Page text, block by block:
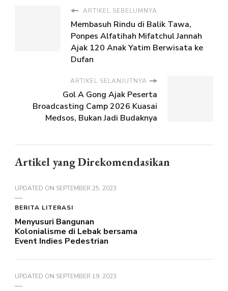
ARTIKEL SEBELUMNYA
Membasuh Rindu di Balik Tawa,
Ponpes Alfatihah Mifatchul Jannah
Ajak 120 Anak Yatim Berwisata ke
Dufan
ARTIKEL SELANJUTNYA
Gol A Gong Ajak Peserta
Broadcasting Camp 2026 Kuasai
Medsos, Bukan Jadi Budaknya
Artikel yang Direkomendasikan
UPDATED ON SEPTEMBER 25, 2023
BERITA LITERASI
Menyusuri Bangunan
Kolonialisme di Lebak bersama
Event Indies Pedestrian
UPDATED ON SEPTEMBER 19, 2023